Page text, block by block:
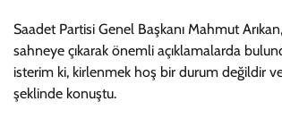
Saadet Partisi Genel Başkanı Mahmut
sahneye çıkarak önemli açıklamalarda
isterim ki, kirlenmek hoş bir durum değildir
şeklinde konuştu.